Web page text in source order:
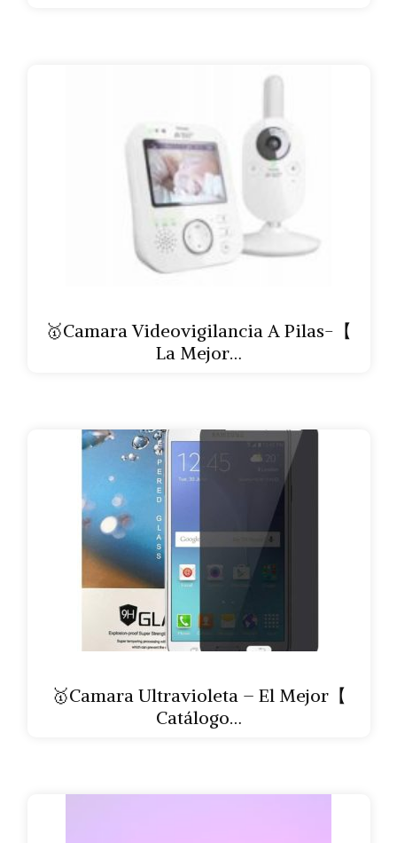
🥇Camara Videovigilancia A Pilas-【
La Mejor…
🥇Camara Ultravioleta – El Mejor【
Catálogo…